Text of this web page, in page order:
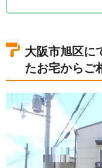
1.大阪市旭区にて
2.補修が必要なシー
2-1.シーリングの劣
2-2.サイディング外
2-3.防水性がなくな
3.点検後ご提案し
4.大阪市旭区での
5.シーリングの劣
大阪市旭区に
たお宅からご